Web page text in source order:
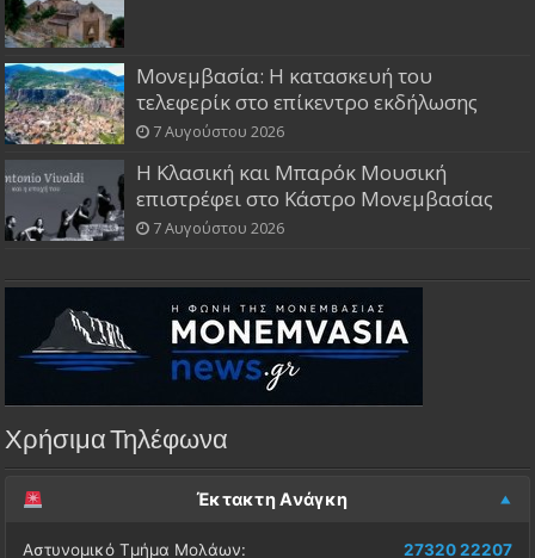
Μονεμβασία: Η κατασκευή του
τελεφερίκ στο επίκεντρο εκδήλωσης
7 Αυγούστου 2026
Η Κλασική και Μπαρόκ Μουσική
επιστρέφει στο Κάστρο Μονεμβασίας
7 Αυγούστου 2026
Χρήσιμα Τηλέφωνα
Έκτακτη Ανάγκη
Αστυνομικό Τμήμα Μολάων: 27320 22207